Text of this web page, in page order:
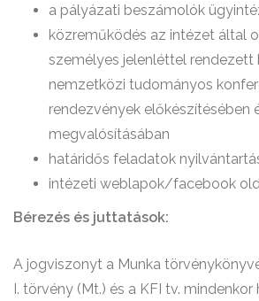
a pályázati beszámolók
közreműködés az intézet által
személyes jelenléttel rendezett
nemzetközi tudományos
rendezvények előkészítésében
megvalósításában
határidős feladatok
intézeti weblapok/facebook
Bérezés és juttatások:
A jogviszonyt a Munka
I. törvény (Mt.) és a KFI tv. mindenkor